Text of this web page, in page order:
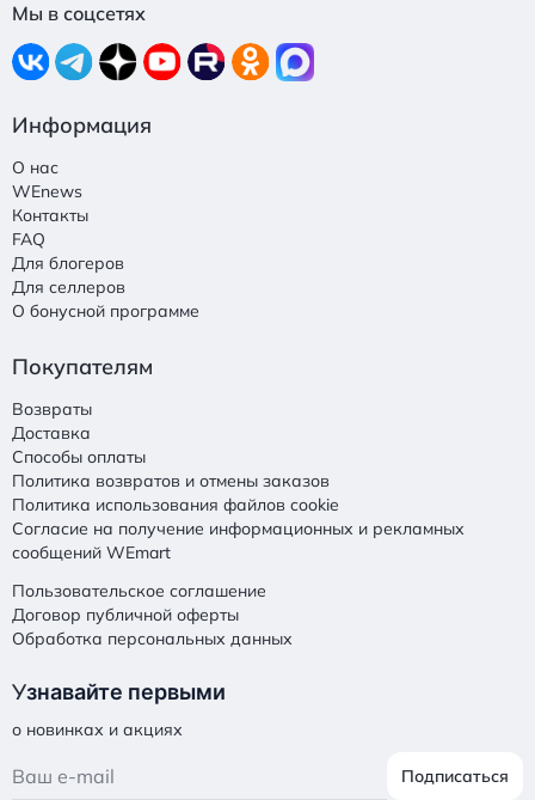
Мы в соцсетях
Информация
О нас
WEnews
Контакты
FAQ
Для блогеров
Для селлеров
О бонусной программе
Покупателям
Возвраты
Доставка
Способы оплаты
Политика возвратов и отмены заказов
Политика использования файлов cookie
Согласие на получение информационных и рекламных
сообщений WEmart
Пользовательское соглашение
Договор публичной оферты
Обработка персональных данных
Узнавайте первыми
о новинках и акциях
Подписаться